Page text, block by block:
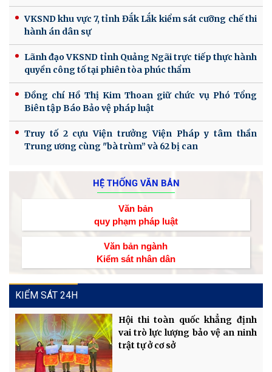
VKSND khu vực 7, tỉnh Đắk Lắk kiểm sát cưỡng chế thi
hành án dân sự
Lãnh đạo VKSND tỉnh Quảng Ngãi trực tiếp thực hành
quyền công tố tại phiên tòa phúc thẩm
Đồng chí Hồ Thị Kim Thoan giữ chức vụ Phó Tổng
Biên tập Báo Bảo vệ pháp luật
Truy tố 2 cựu Viện trưởng Viện Pháp y tâm thần
Trung ương cùng "bà trùm” và 62 bị can
HỆ THỐNG VĂN BẢN
Văn bản
quy phạm pháp luật
Văn bản ngành
Kiểm sát nhân dân
KIỂM SÁT 24H
Hội thi toàn quốc khẳng định
vai trò lực lượng bảo vệ an ninh
trật tự ở cơ sở